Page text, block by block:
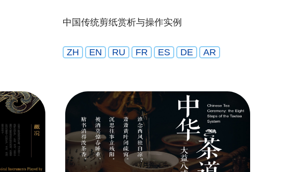
中国传统剪纸赏析与操作实例
ZH EN RU FR ES DE AR